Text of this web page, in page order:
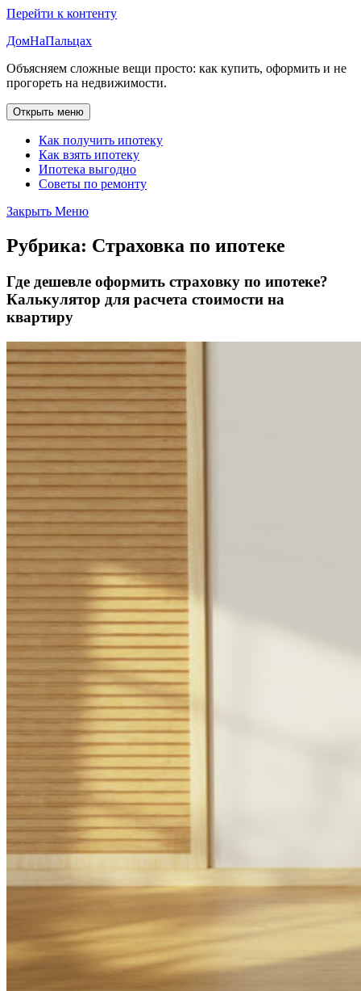
Перейти к контенту
ДомНаПальцах
Объясняем сложные вещи просто: как купить, оформить и не
прогореть на недвижимости.
Открыть меню
Как получить ипотеку
Как взять ипотеку
Ипотека выгодно
Советы по ремонту
Закрыть Меню
Рубрика: Страховка по ипотеке
Где дешевле оформить страховку по ипотеке?
Калькулятор для расчета стоимости на
квартиру